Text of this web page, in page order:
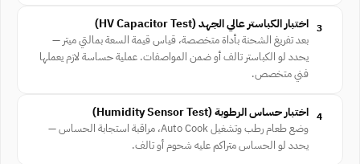
3 اختبار الكباستر عالي الجهد ⁨(HV Capacitor Test)⁩
بعد تفريغ الشحنة بأداة متخصصة، قياس قيمة السعة بمالتي ميتر —
يحدد لو الكباستر تالف أو ضمن المواصفات. عملية حساسة لازم يعملها
فني متخصص.
4 اختبار حساس الرطوبة ⁨(Humidity Sensor Test)⁩
وضع طعام رطب وتشغيل Auto Cook، مراقبة استجابة الحساس —
يحدد لو الحساس متراكم عليه شحوم أو تالف.